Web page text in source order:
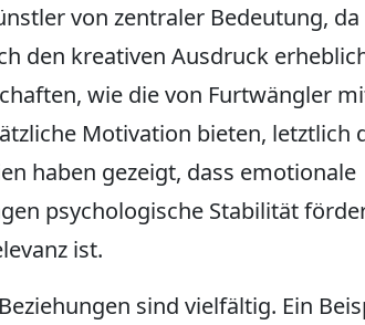
von zentraler Bedeutung,
den kreativen Ausdruck
wie die von Furtwängler
Motivation bieten, letztlich
haben gezeigt, dass emotionale
psychologische Stabilität
ist.
sind vielfältig. Ein